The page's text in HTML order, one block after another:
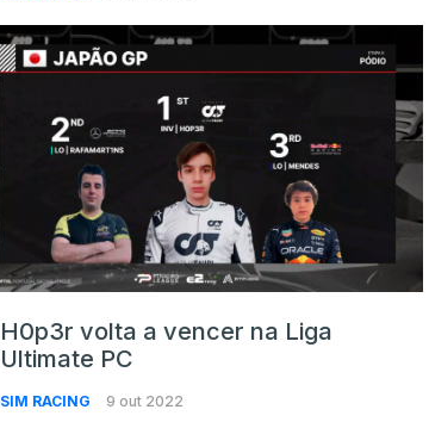
H0p3r volta a vencer na Liga
Ultimate PC
SIM RACING 9 out 2022